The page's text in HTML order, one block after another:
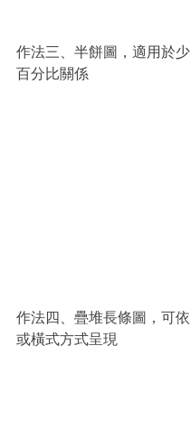
作法三、半餅圖，適用於
百分比關係
作法四、疊堆長條圖，可
或橫式方式呈現